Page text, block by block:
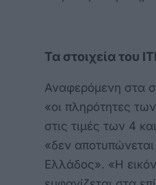
Τα στοιχεία του
Αναφερόμενη στα
«οι πληρότητες
στις τιμές των 4
«δεν
Ελλάδος». «Η